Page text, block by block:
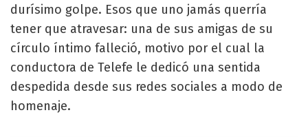
durísimo golpe. Esos que uno jamás querría
tener que atravesar: una de sus amigas de su
círculo íntimo falleció, motivo por el cual la
conductora de Telefe le dedicó una sentida
despedida desde sus redes sociales a modo de
homenaje.